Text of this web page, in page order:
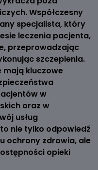
Współczesny
specjalista, który
leczenia pacjenta,
przeprowadzając
szczepienia.
mają kluczowe
w
oraz w
usług
nie tylko odpowiedź
ochrony zdrowia, ale
opieki